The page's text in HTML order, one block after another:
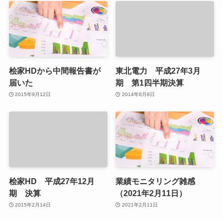
桧家HDから中間報告書が
届いた
2015年9月12日
東北電力 平成27年3月
期 第1四半期決算
2014年8月8日
桧家HD 平成27年12月
期 決算
2015年2月14日
業績モニタリング雑感
（2021年2月11日）
2021年2月11日